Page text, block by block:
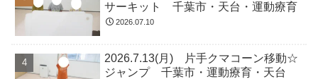
サーキット 千葉市・天台・運動療育
2026.07.10
2026.7.13(月) 片手クマコーン移動☆
ジャンプ 千葉市・運動療育・天台